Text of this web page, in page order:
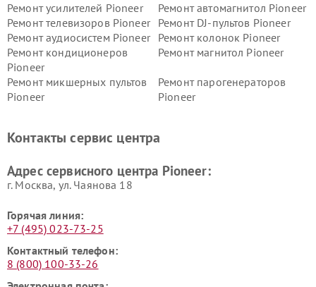
Ремонт усилителей Pioneer
Ремонт автомагнитол Pioneer
Ремонт телевизоров Pioneer
Ремонт DJ-пультов Pioneer
Ремонт аудиосистем Pioneer
Ремонт колонок Pioneer
Ремонт кондиционеров
Pioneer
Ремонт магнитол Pioneer
Ремонт микшерных пультов
Pioneer
Ремонт парогенераторов
Pioneer
Контакты сервис центра
Адрес сервисного центра Pioneer:
г. Москва, ул. Чаянова 18
Горячая линия:
+7 (495) 023-73-25
Контактный телефон:
8 (800) 100-33-26